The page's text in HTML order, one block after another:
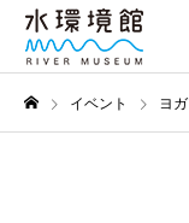
イベント ヨガ